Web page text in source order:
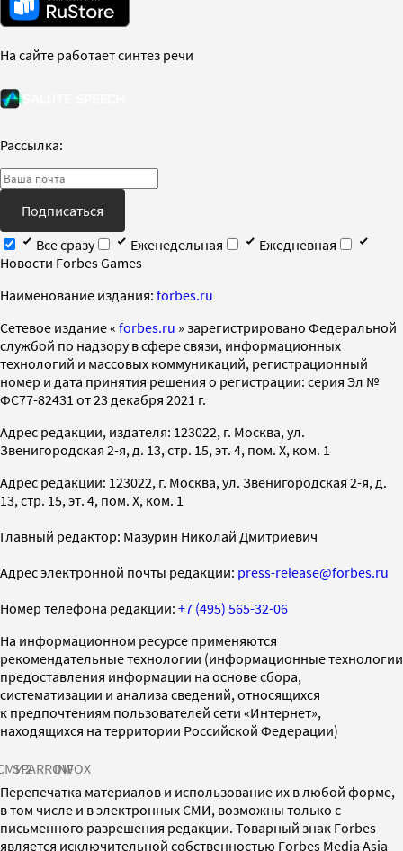
На сайте работает синтез речи
Рассылка:
Подписаться
Все сразу
Еженедельная
Ежедневная
Новости Forbes Games
Наименование издания: forbes.ru
Cетевое издание « forbes.ru » зарегистрировано Федеральной
службой по надзору в сфере связи, информационных
технологий и массовых коммуникаций, регистрационный
номер и дата принятия решения о регистрации: серия Эл №
ФС77-82431 от 23 декабря 2021 г.
Адрес редакции, издателя: 123022, г. Москва, ул.
Звенигородская 2-я, д. 13, стр. 15, эт. 4, пом. X, ком. 1
Адрес редакции: 123022, г. Москва, ул. Звенигородская 2-я, д.
13, стр. 15, эт. 4, пом. X, ком. 1
Главный редактор: Мазурин Николай Дмитриевич
Адрес электронной почты редакции: press-release@forbes.ru
Номер телефона редакции: +7 (495) 565-32-06
На информационном ресурсе применяются
рекомендательные технологии (информационные технологии
предоставления информации на основе сбора,
систематизации и анализа сведений, относящихся
к предпочтениям пользователей сети «Интернет»,
находящихся на территории Российской Федерации)
SPARROWINFOX
Перепечатка материалов и использование их в любой форме,
в том числе и в электронных СМИ, возможны только с
письменного разрешения редакции. Товарный знак Forbes
является исключительной собственностью Forbes Media Asia